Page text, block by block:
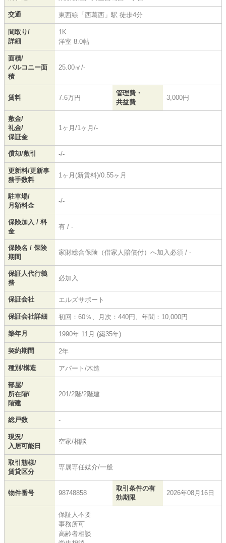
交通 東西線 「 西葛西 」駅 徒歩4分
間取り/
詳細
1K
洋室 8.0帖
面積/
バルコニー面
積
25.00㎡/-
賃料 7.6万円
管理費・
共益費
3,000円
敷金/
礼金/
保証金
1ヶ月/1ヶ月/-
償却/敷引 -/-
更新料/更新事
務手数料
1ヶ月(新賃料)/0.55ヶ月
駐車場/
月額料金
-/-
保険加入 / 料
金
有 / -
保険名 / 保険
期間
家財総合保険（借家人賠償付）へ加入必須 / -
保証人代行義
務
必加入
保証会社 エルズサポート
保証会社詳細 初回：60％、月次：440円、年間：10,000円
築年月 1990年 11月 (築35年)
契約期間 2年
種別/構造 アパート/木造
部屋/
所在階/
階建
201/2階/2階建
総戸数 -
現況/
入居可能日
空家/相談
取引態様/
賃貸区分
専属専任媒介/一般
物件番号 98748858
取引条件の有
効期限
2026年08月16日
保証人不要
事務所可
高齢者相談